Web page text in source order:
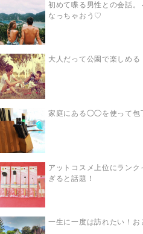
初めて喋る男性との会話
なっちゃおう♡
大人だって公園で楽しめ
家庭にある◯◯を使って包
アットコスメ上位にラン
ぎると話題！
一生に一度は訪れたい！